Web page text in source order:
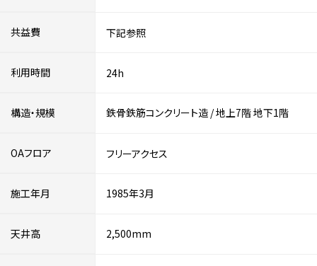
共益費 下記参照
利用時間 24h
構造・規模 鉄骨鉄筋コンクリート造 /地上7階地下1階
OAフロア フリーアクセス
施工年月 1985年3月
天井高 2,500mm